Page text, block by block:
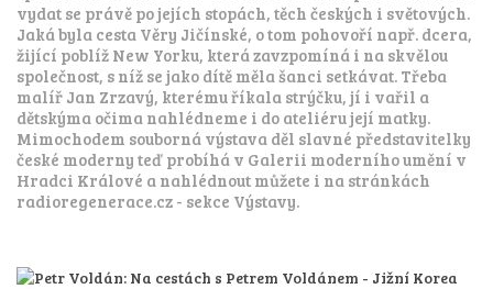
vydat se právě po jejích stopách, těch českých i světových.
Jaká byla cesta Věry Jičínské, o tom pohovoří např. dcera,
žijící poblíž New Yorku, která zavzpomíná i na skvělou
společnost, s níž se jako dítě měla šanci setkávat. Třeba
malíř Jan Zrzavý, kterému říkala strýčku, jí i vařil a
dětskýma očima nahlédneme i do ateliéru její matky.
Mimochodem souborná výstava děl slavné představitelky
české moderny teď probíhá v Galerii moderního umění v
Hradci Králové a nahlédnout můžete i na stránkách
radioregenerace.cz - sekce Výstavy.